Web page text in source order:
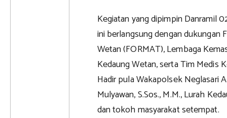
Kegiatan yang dipimpin Danramil
ini berlangsung dengan dukungan
Wetan (FORMAT), Lembaga
Kedaung Wetan, serta Tim Medis
Hadir pula Wakapolsek Neglasari
Mulyawan, S.Sos., M.M., Lurah
dan tokoh masyarakat setempat.